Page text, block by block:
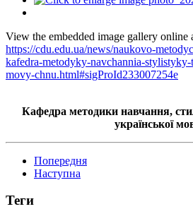
View the embedded image gallery online
https://cdu.edu.ua/news/naukovo-
kafedra-metodyky-navchannia-
movy-chnu.html#sigProId233007254e
Кафедра методики навчання,
української
Попередня
Наступна
Теги